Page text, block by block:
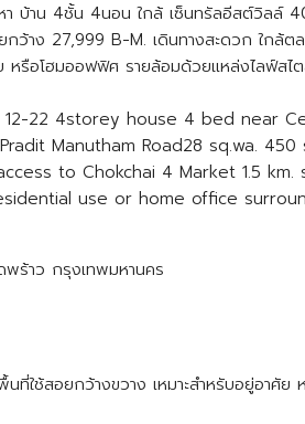
า บ้าน 4ชั้น 4นอน ใกล้ เซ็นทรัลอีสต์วิลล์
าง 27,999 B-M. เดินทางสะดวก ใกล้ต
หรือโฮมออฟฟิศ รายล้อมด้วยแหล่งไลฟ์สไ
12-22 4storey house 4 bed near
Manutham Road28 sq.wa. 450
to Chokchai 4 Market 1.5 km.
use or home office
พร้าว กรุงเทพมหานคร
ช้สอยกว้างขวาง เหมาะสำหรับอยู่อาศัย